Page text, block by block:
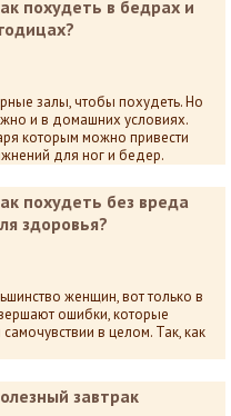
похудеть в бедрах и
залы, чтобы похудеть. Но
и в домашних условиях.
которым можно привести
для ног и бедер.
похудеть без вреда
здоровья?
женщин, вот только в
ошибки, которые
в целом. Так, как
завтрак